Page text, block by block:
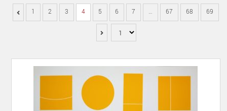
1 2 3 4 5 6 7 … 67 68 69